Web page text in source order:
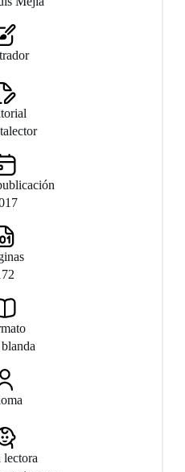
lectora